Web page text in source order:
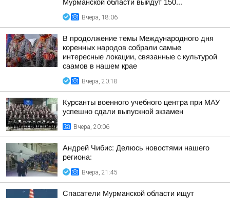
Мурманской области выйдут 150...
Вчера, 18:06
В продолжение темы Международного дня
коренных народов собрали самые
интересные локации, связанные с культурой
саамов в нашем крае
Вчера, 20:18
Курсанты военного учебного центра при МАУ
успешно сдали выпускной экзамен
Вчера, 20:06
Андрей Чибис: Делюсь новостями нашего
региона:
Вчера, 21:45
Спасатели Мурманской области ищут